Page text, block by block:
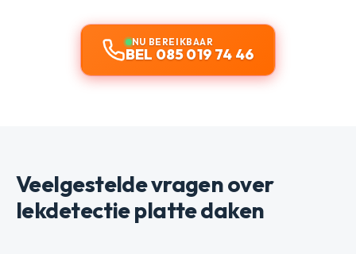
NU BEREIKBAAR
BEL 085 019 74 46
Veelgestelde vragen over
lekdetectie platte daken